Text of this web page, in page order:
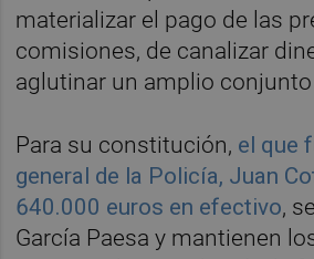
materializar el pago de las
comisiones, de canalizar
aglutinar un amplio
Para su constitución, el que
general de la Policía, Juan
640.000 euros en efectivo,
García Paesa y mantienen